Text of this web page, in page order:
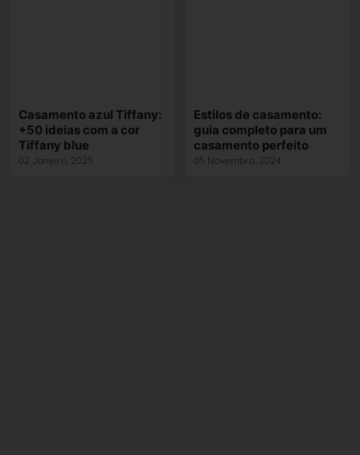
Casamento azul Tiffany:
+50 ideias com a cor
Tiffany blue
02 Janeiro, 2025
Estilos de casamento:
guia completo para um
casamento perfeito
05 Novembro, 2024